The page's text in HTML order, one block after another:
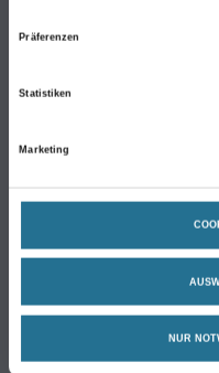
Präferenzen
Statistiken
Marketing
NUR
Online-Shop
WDV-Systeme
Putze- und Spachtelmassen
Bodenbeläge
Werkzeug & Maschinen